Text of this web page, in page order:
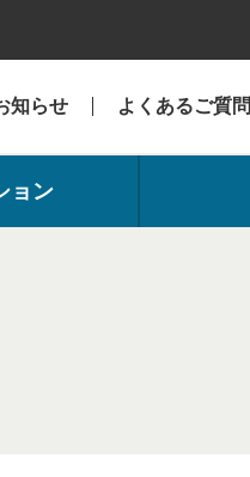
知らせ よくあるご質問
ョン